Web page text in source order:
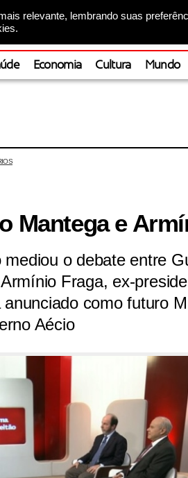
relevante, lembrando suas
Economia Cultura Mundo
Mantega e
o debate entre
Fraga, ex-
como futuro
Aécio